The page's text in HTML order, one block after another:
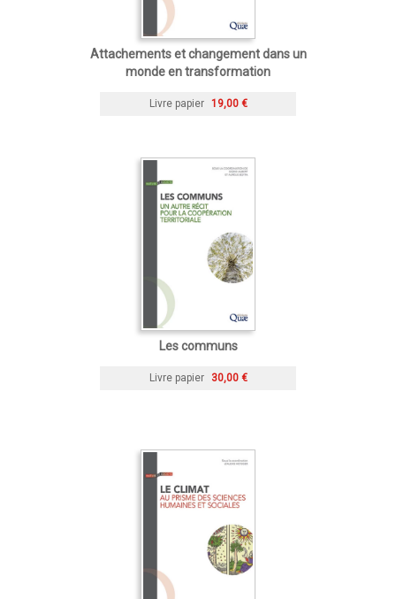
Attachements et changement dans un
monde en transformation
Livre papier 19,00 €
Les communs
Livre papier 30,00 €